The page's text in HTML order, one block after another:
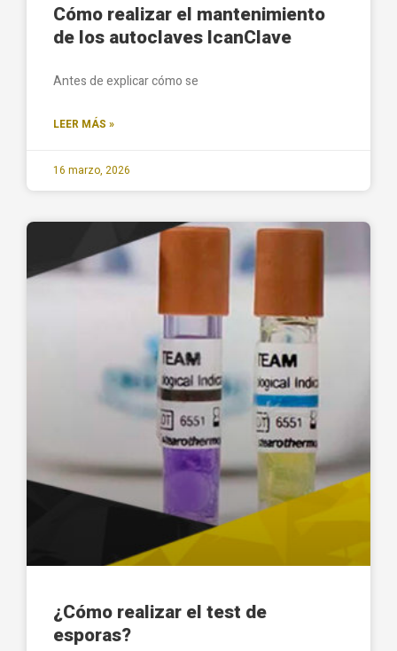
Cómo realizar el mantenimiento
de los autoclaves IcanClave
Antes de explicar cómo se
LEER MÁS »
16 marzo, 2026
¿Cómo realizar el test de
esporas?